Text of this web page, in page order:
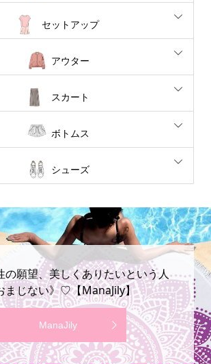
セットアップ
アウター
スカート
ボトムス
シューズ
の願望、美しくありたいという人
まじない》♡【ManaJily】
ManaJily